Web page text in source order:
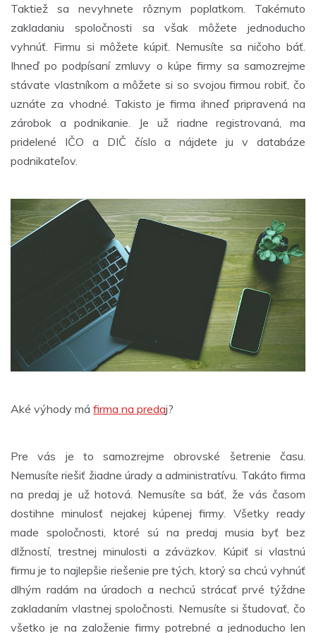
Taktiež sa nevyhnete rôznym poplatkom. Takémuto
zakladaniu spoločnosti sa však môžete jednoducho
vyhnúť. Firmu si môžete kúpiť. Nemusíte sa ničoho báť.
Ihneď po podpísaní zmluvy o kúpe firmy sa samozrejme
stávate vlastníkom a môžete si so svojou firmou robiť, čo
uznáte za vhodné. Takisto je firma ihneď pripravená na
zárobok a podnikanie. Je už riadne registrovaná, ma
pridelené IČO a DIČ číslo a nájdete ju v databáze
podnikateľov.
Aké výhody má firma na predaj?
Pre vás je to samozrejme obrovské šetrenie času.
Nemusíte riešiť žiadne úrady a administratívu. Takáto firma
na predaj je už hotová. Nemusíte sa báť, že vás časom
dostihne minulosť nejakej kúpenej firmy. Všetky ready
made spoločnosti, ktoré sú na predaj musia byť bez
dlžností, trestnej minulosti a záväzkov. Kúpiť si vlastnú
firmu je to najlepšie riešenie pre tých, ktorý sa chcú vyhnúť
dlhým radám na úradoch a nechcú strácať prvé týždne
zakladaním vlastnej spoločnosti. Nemusíte si študovať, čo
všetko je na založenie firmy potrebné a jednoducho len